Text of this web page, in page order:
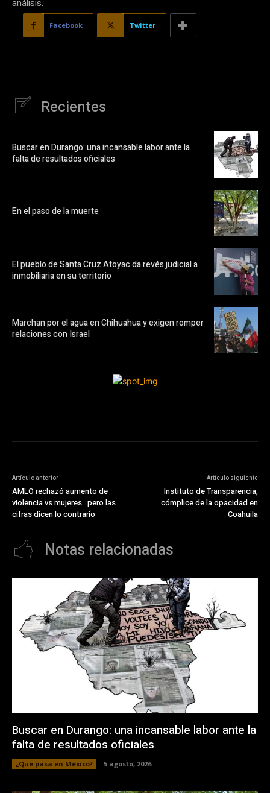
análisis.
Facebook Twitter
Recientes
Buscar en Durango: una incansable labor ante la
falta de resultados oficiales
En el paso de la muerte
El pueblo de Santa Cruz Atoyac da revés judicial a
inmobiliaria en su territorio
Marchan por el agua en Chihuahua y exigen romper
relaciones con Israel
Artículo anterior
AMLO rechazó aumento de
violencia vs mujeres…pero las
cifras dicen lo contrario
Artículo siguiente
Instituto de Transparencia,
cómplice de la opacidad en
Coahuila
Notas relacionadas
Buscar en Durango: una incansable labor ante la
falta de resultados oficiales
¿Qué pasa en México? 5 agosto, 2026